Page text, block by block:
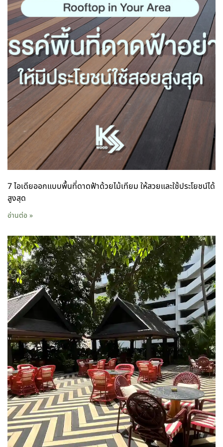
7 ไอเดียออกแบบพื้นที่ดาดฟ้าด้วยไม้เทียม ให้สวยและใช้ประโยชน์ได้
สูงสุด
อ่านต่อ »